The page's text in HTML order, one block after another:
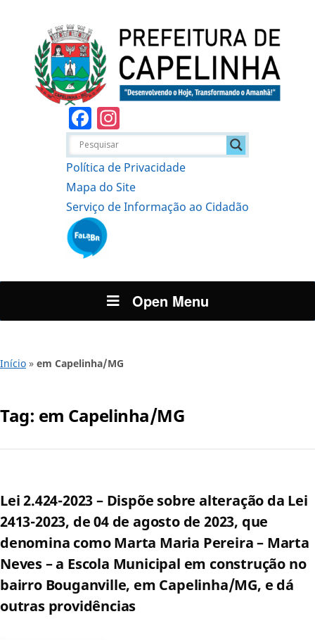
Facebook
Política de Privacidade
Mapa do Site
Serviço de Informação ao Cidadão
Open Menu
Início » em Capelinha/MG
Tag: em Capelinha/MG
Lei 2.424-2023 – Dispõe sobre alteração da Lei
2413-2023, de 04 de agosto de 2023, que
denomina como Marta Maria Pereira – Marta
Neves – a Escola Municipal em construção no
bairro Bouganville, em Capelinha/MG, e dá
outras providências